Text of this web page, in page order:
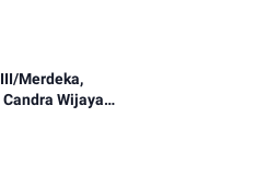
Dan
Merdeka,
Wijaya